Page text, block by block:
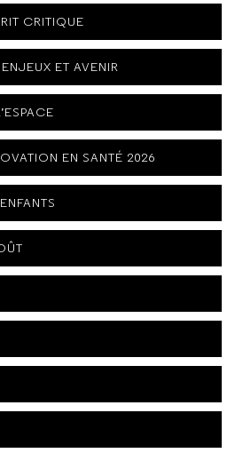
CRITIQUE
ET AVENIR
EN SANTÉ 2026